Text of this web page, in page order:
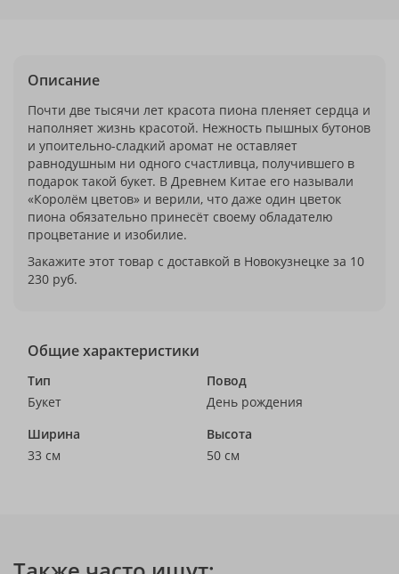
Описание
Почти две тысячи лет красота пиона пленяет сердца и
наполняет жизнь красотой. Нежность пышных бутонов
и упоительно-сладкий аромат не оставляет
равнодушным ни одного счастливца, получившего в
подарок такой букет. В Древнем Китае его называли
«Королём цветов» и верили, что даже один цветок
пиона обязательно принесёт своему обладателю
процветание и изобилие.
Закажите этот товар с доставкой в Новокузнецке за 10
230 руб.
Общие характеристики
Тип
Букет
Повод
День рождения
Ширина
33 см
Высота
50 см